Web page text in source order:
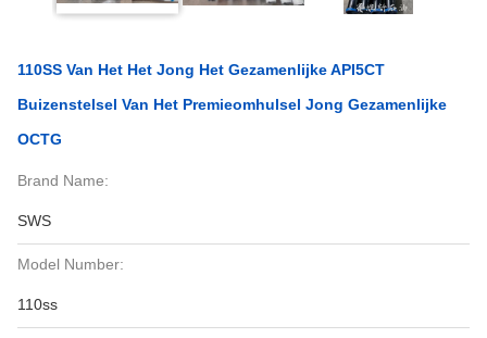
110SS Van Het Het Jong Het Gezamenlijke API5CT
Buizenstelsel Van Het Premieomhulsel Jong Gezamenlijke
OCTG
Brand Name:
SWS
Model Number:
110ss